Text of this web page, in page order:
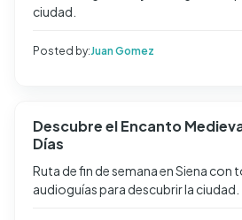
ciudad.
Posted by:Juan Gomez
Descubre el Encanto
Días
Ruta de fin de semana en Siena con
audioguías para descubrir la ciudad.